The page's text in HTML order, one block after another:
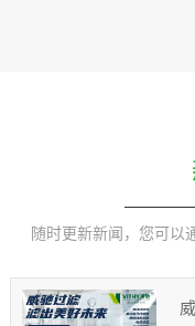
随时更新新闻，您可以